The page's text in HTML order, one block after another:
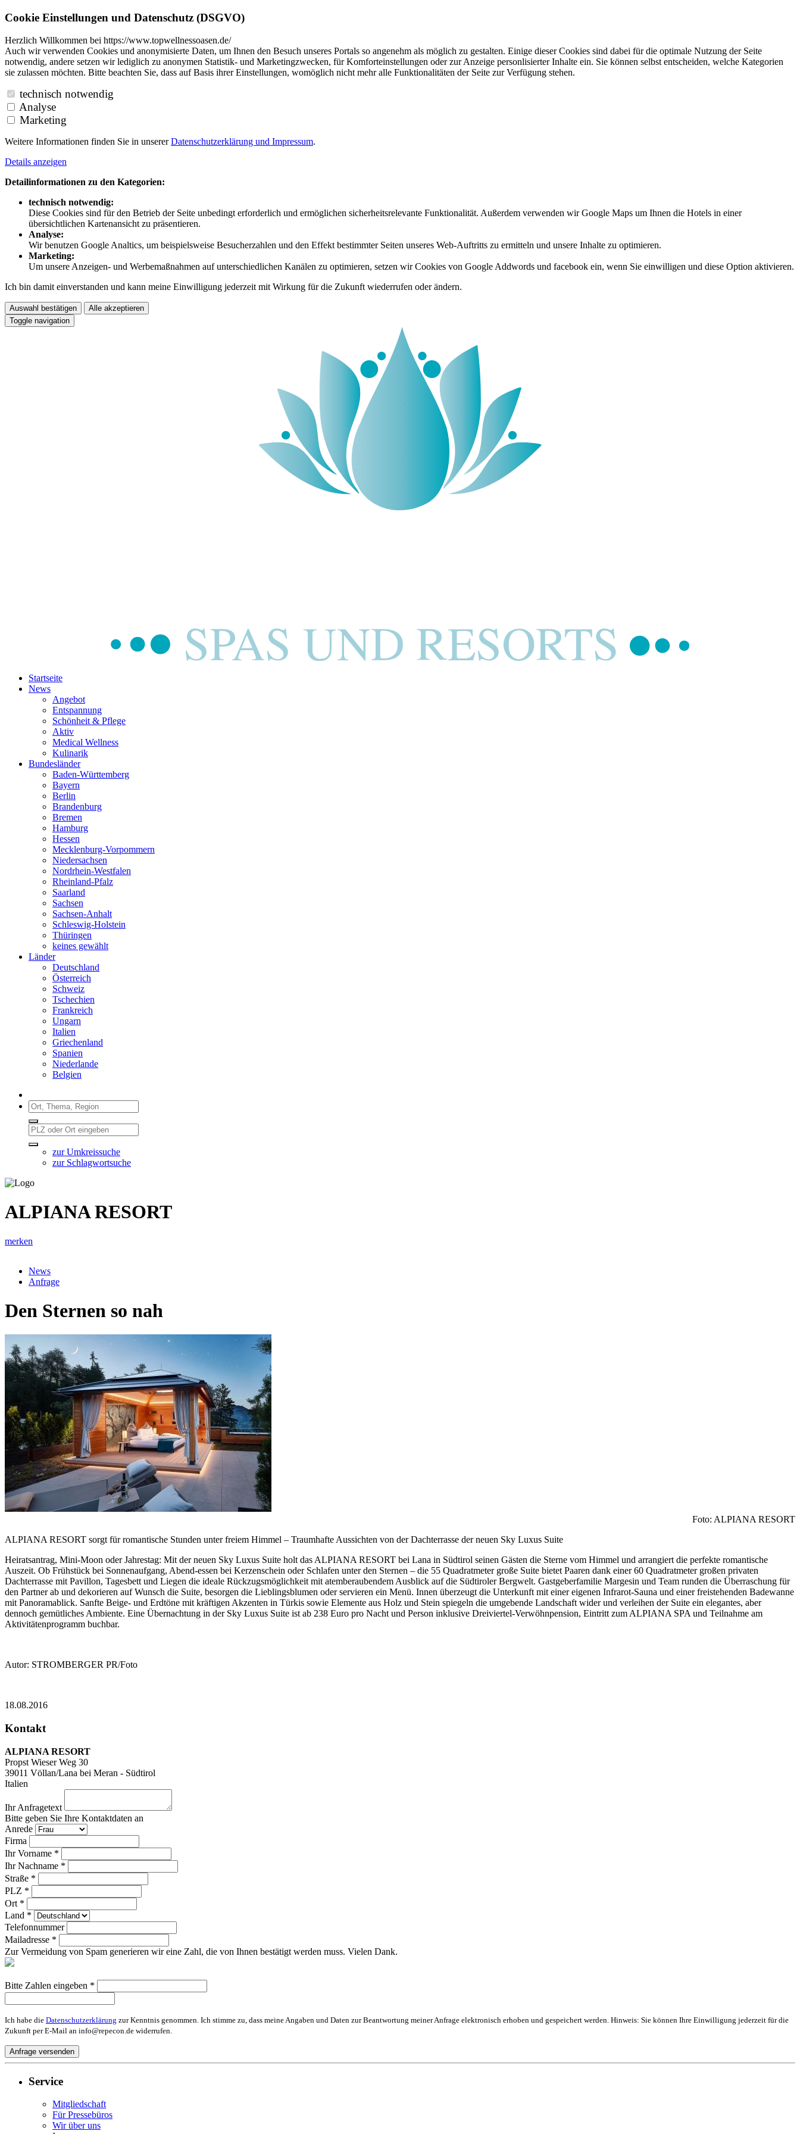
Cookie Einstellungen und Datenschutz (DSGVO)
Herzlich Willkommen bei https://www.topwellnessoasen.de/
Auch wir verwenden Cookies und anonymisierte Daten, um Ihnen den Besuch unseres Portals so angenehm als möglich zu gestalten. Einige dieser Cookies sind dabei für die optimale Nutzung der Seite
notwendig, andere setzen wir lediglich zu anonymen Statistik- und Marketingzwecken, für Komforteinstellungen oder zur Anzeige personlisierter Inhalte ein. Sie können selbst entscheiden, welche Kategorien
sie zulassen möchten. Bitte beachten Sie, dass auf Basis ihrer Einstellungen, womöglich nicht mehr alle Funktionalitäten der Seite zur Verfügung stehen.
technisch notwendig
Analyse
Marketing
Weitere Informationen finden Sie in unsererDatenschutzerklärung und Impressum.
Details anzeigen
Detailinformationen zu den Kategorien:
technisch notwendig:
Diese Cookies sind für den Betrieb der Seite unbedingt erforderlich und ermöglichen sicherheitsrelevante Funktionalität. Außerdem verwenden wir Google Maps um Ihnen die Hotels in einer
übersichtlichen Kartenansicht zu präsentieren.
Analyse:
Wir benutzen Google Analtics, um beispielsweise Besucherzahlen und den Effekt bestimmter Seiten unseres Web-Auftritts zu ermitteln und unsere Inhalte zu optimieren.
Marketing:
Um unsere Anzeigen- und Werbemaßnahmen auf unterschiedlichen Kanälen zu optimieren, setzen wir Cookies von Google Addwords und facebook ein, wenn Sie einwilligen und diese Option aktivieren.
Ich bin damit einverstanden und kann meine Einwilligung jederzeit mit Wirkung für die Zukunft wiederrufen oder ändern.
Auswahl bestätigen
Alle akzeptieren
Toggle navigation
Startseite
News
Angebot
Entspannung
Schönheit & Pflege
Aktiv
Medical Wellness
Kulinarik
Bundesländer
Baden-Württemberg
Bayern
Berlin
Brandenburg
Bremen
Hamburg
Hessen
Mecklenburg-Vorpommern
Niedersachsen
Nordrhein-Westfalen
Rheinland-Pfalz
Saarland
Sachsen
Sachsen-Anhalt
Schleswig-Holstein
Thüringen
keines gewählt
Länder
Deutschland
Österreich
Schweiz
Tschechien
Frankreich
Ungarn
Italien
Griechenland
Spanien
Niederlande
Belgien
zur Umkreissuche
zur Schlagwortsuche
ALPIANA RESORT
merken
News
Anfrage
Den Sternen so nah
Foto: ALPIANA RESORT
ALPIANA RESORT sorgt für romantische Stunden unter freiem Himmel – Traumhafte Aussichten von der Dachterrasse der neuen Sky Luxus Suite
Heiratsantrag, Mini-Moon oder Jahrestag: Mit der neuen Sky Luxus Suite holt das ALPIANA RESORT bei Lana in Südtirol seinen Gästen die Sterne vom Himmel und arrangiert die perfekte romantische
Auszeit. Ob Frühstück bei Sonnenaufgang, Abend-essen bei Kerzenschein oder Schlafen unter den Sternen – die 55 Quadratmeter große Suite bietet Paaren dank einer 60 Quadratmeter großen privaten
Dachterrasse mit Pavillon, Tagesbett und Liegen die ideale Rückzugsmöglichkeit mit atemberaubendem Ausblick auf die Südtiroler Bergwelt. Gastgeberfamilie Margesin und Team runden die Überraschung für
den Partner ab und dekorieren auf Wunsch die Suite, besorgen die Lieblingsblumen oder servieren ein Menü. Innen überzeugt die Unterkunft mit einer eigenen Infrarot-Sauna und einer freistehenden Badewanne
mit Panoramablick. Sanfte Beige- und Erdtöne mit kräftigen Akzenten in Türkis sowie Elemente aus Holz und Stein spiegeln die umgebende Landschaft wider und verleihen der Suite ein elegantes, aber
dennoch gemütliches Ambiente. Eine Übernachtung in der Sky Luxus Suite ist ab 238 Euro pro Nacht und Person inklusive Dreiviertel-Verwöhnpension, Eintritt zum ALPIANA SPA und Teilnahme am
Aktivitätenprogramm buchbar.
Autor: STROMBERGER PR/Foto
18.08.2016
Kontakt
ALPIANA RESORT
Propst Wieser Weg 30
39011 Völlan/Lana bei Meran - Südtirol
Italien
Ihr Anfragetext
Bitte geben Sie Ihre Kontaktdaten an
Anrede
Firma
Ihr Vorname *
Ihr Nachname *
Straße *
PLZ *
Ort *
Land *
Telefonnummer
Mailadresse *
Zur Vermeidung von Spam generieren wir eine Zahl, die von Ihnen bestätigt werden muss. Vielen Dank.
Bitte Zahlen eingeben *
Ich habe die Datenschutzerklärung zur Kenntnis genommen. Ich stimme zu, dass meine Angaben und Daten zur Beantwortung meiner Anfrage elektronisch erhoben und gespeichert werden. Hinweis: Sie können Ihre Einwilligung jederzeit für die
Zukunft per E-Mail an info@repecon.de widerrufen.
Service
Mitgliedschaft
Für Pressebüros
Wir über uns